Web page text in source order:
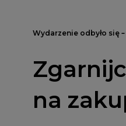
Wydarzenie odbyło się –
na